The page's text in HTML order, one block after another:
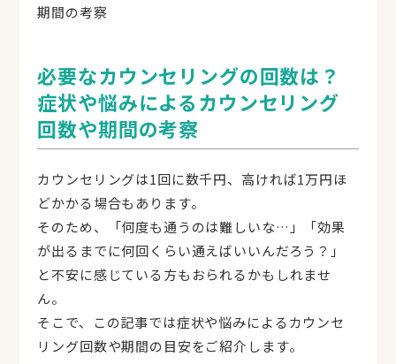
期間の考察
必要なカウンセリングの回数は？
症状や悩みによるカウンセリング
回数や期間の考察
カウンセリングは1回に数千円、高ければ1万円ほ
どかかる場合もあります。
そのため、「何度も通うのは難しいな…」「効果
が出るまでに何回くらい通えばいいんだろう？」
と不安に感じている方もおられるかもしれませ
ん。
そこで、この記事では症状や悩みによるカウンセ
リング回数や期間の目安をご紹介します。